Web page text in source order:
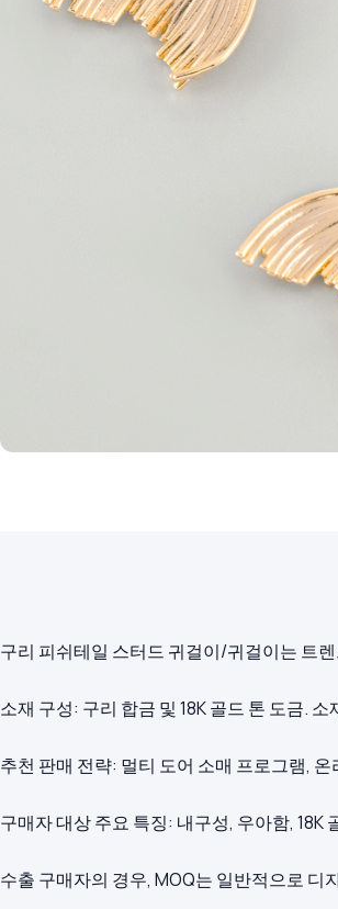
구리 피쉬테일 스터드 귀걸이/귀걸이는 트
소재 구성: 구리 합금 및 18K 골드 톤 도금.
추천 판매 전략: 멀티 도어 소매 프로그램,
구매자 대상 주요 특징: 내구성, 우아함, 18K
수출 구매자의 경우, MOQ는 일반적으로 디